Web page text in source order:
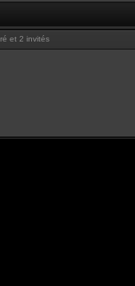
et 2 invités